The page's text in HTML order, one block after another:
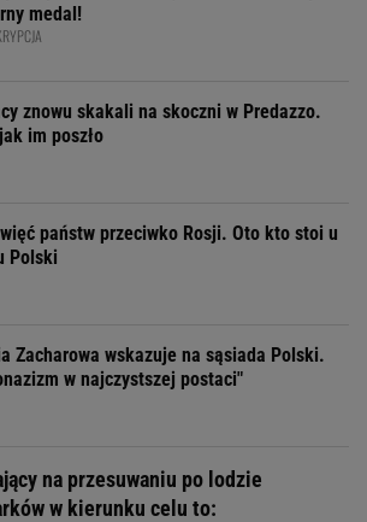
medal!
znowu skakali na skoczni w Predazzo.
im poszło
państw przeciwko Rosji. Oto kto stoi u
Polski
Zacharowa wskazuje na sąsiada Polski.
w najczystszej postaci"
na przesuwaniu po lodzie
w kierunku celu to: